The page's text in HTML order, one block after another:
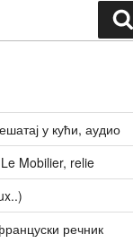
у кући, аудио
Mobilier, relie
речник